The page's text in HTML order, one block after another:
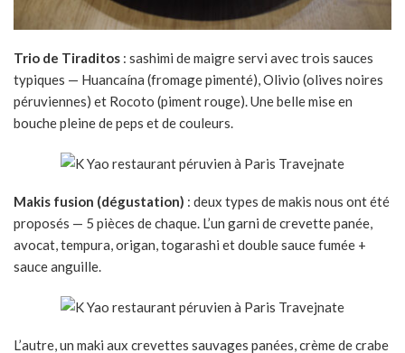
Trio de Tiraditos : sashimi de maigre servi avec trois sauces
typiques — Huancaína (fromage pimenté), Olivio (olives noires
péruviennes) et Rocoto (piment rouge). Une belle mise en
bouche pleine de peps et de couleurs.
Makis fusion (dégustation) : deux types de makis nous ont été
proposés — 5 pièces de chaque. L’un garni de crevette panée,
avocat, tempura, origan, togarashi et double sauce fumée +
sauce anguille.
L’autre, un maki aux crevettes sauvages panées, crème de crabe